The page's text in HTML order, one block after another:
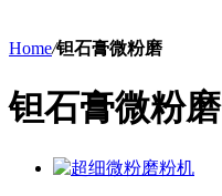
Home/钽石膏微粉磨
钽石膏微粉磨